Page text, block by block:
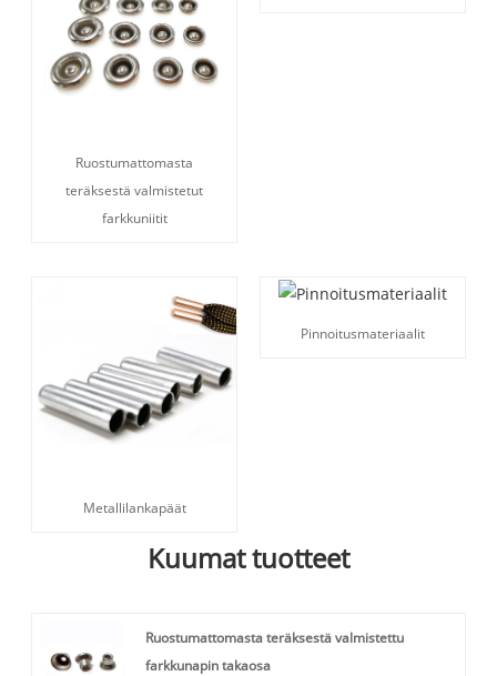
Ruostumattomasta
teräksestä valmistetut
farkkuniitit
Metallilankapäät
Pinnoitusmateriaalit
Kuumat tuotteet
Ruostumattomasta teräksestä valmistettu
farkkunapin takaosa